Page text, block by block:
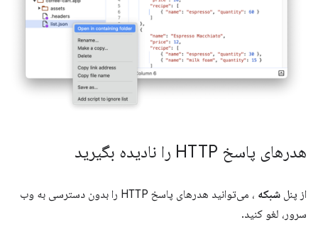
هدرهای پاسخ HTTP را نادیده بگیرید
از پنل شبکه
، می‌توانید هدرهای پاسخ HTTP را بدون دسترسی به وب
سرور، لغو کنید.